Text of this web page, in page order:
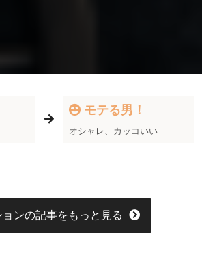
モテる男！
オシャレ、カッコいい
ンの記事をもっと見る